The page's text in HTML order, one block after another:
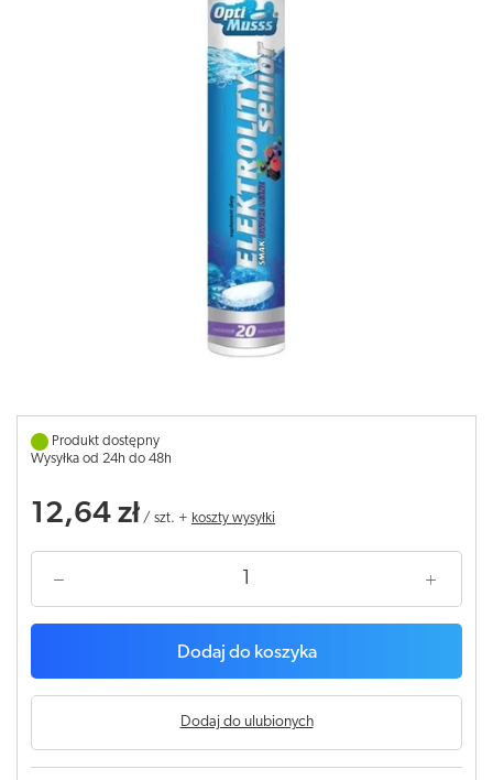
Produkt dostępny
Wysyłka od 24h do 48h
12,64 zł / szt. + koszty wysyłki
Dodaj do koszyka
Dodaj do ulubionych